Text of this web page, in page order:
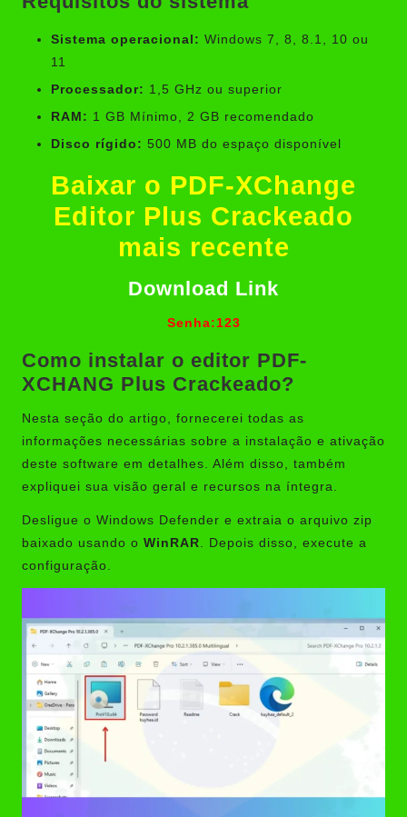
Sistema operacional: Windows 7, 8, 8.1, 10 ou
11
Processador: 1,5 GHz ou superior
RAM: 1 GB Mínimo, 2 GB recomendado
Disco rígido: 500 MB do espaço disponível
Baixar o PDF-XChange
Editor Plus Crackeado
mais recente
Download Link
Senha:123
Como instalar o editor PDF-
XCHANG Plus Crackeado?
Nesta seção do artigo, fornecerei todas as
informações necessárias sobre a instalação e ativação
deste software em detalhes. Além disso, também
expliquei sua visão geral e recursos na íntegra.
Desligue o Windows Defender e extraia o arquivo zip
baixado usando o WinRAR. Depois disso, execute a
configuração.